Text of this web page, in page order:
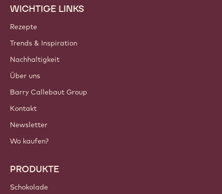
Footer
Callebaut
WICHTIGE LINKS
Rezepte
Trends & Inspiration
Nachhaltigkeit
Über uns
Barry Callebaut Group
Kontakt
Newsletter
Wo kaufen?
PRODUKTE
Schokolade